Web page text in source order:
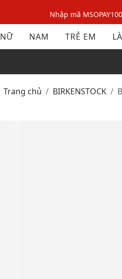
Nhập mã
Nhập mã:
Nhập mã
NỮ NAM TRẺ EM
Trang chủ BIRKENSTOCK